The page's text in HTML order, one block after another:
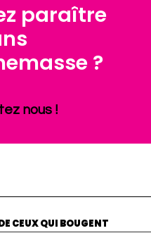
paraître
?
nous !
CEUX QUI BOUGENT